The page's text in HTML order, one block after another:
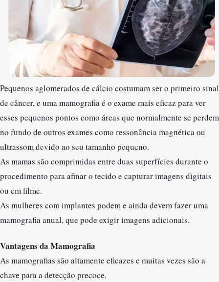
Pequenos aglomerados de cálcio costumam ser o primeiro sinal
de câncer, e uma mamografia é o exame mais eficaz para ver
esses pequenos pontos como áreas que normalmente se perdem
no fundo de outros exames como ressonância magnética ou
ultrassom devido ao seu tamanho pequeno.
As mamas são comprimidas entre duas superfícies durante o
procedimento para afinar o tecido e capturar imagens digitais
ou em filme.
As mulheres com implantes podem e ainda devem fazer uma
mamografia anual, que pode exigir imagens adicionais.
Vantagens da Mamografia
As mamografias são altamente eficazes e muitas vezes são a
chave para a detecção precoce.